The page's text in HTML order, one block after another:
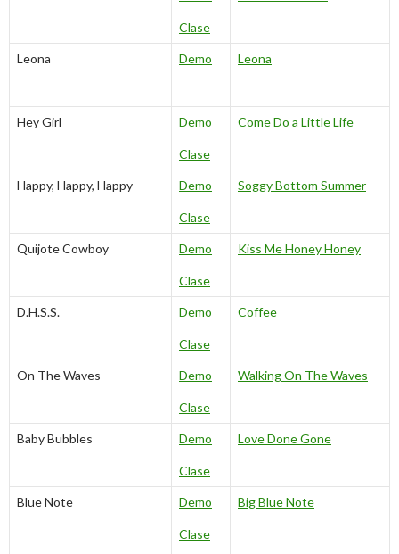
Clase
Leona Demo Leona
Hey Girl Demo
Clase
Come Do a Little Life
Happy, Happy, Happy Demo
Clase
Soggy Bottom Summer
Quijote Cowboy Demo
Clase
Kiss Me Honey Honey
D.H.S.S. Demo
Clase
Coffee
On The Waves Demo
Clase
Walking On The Waves
Baby Bubbles Demo
Clase
Love Done Gone
Blue Note Demo
Clase
Big Blue Note